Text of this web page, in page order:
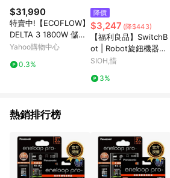
能導致無法收到導購通知，亦可能無法收到點
請注意以下行為將可能導致無法取得 LINE
格：使用非指定之途徑及方式完成交易，或經
擊路徑不符合回饋資格或規則者。 14. 若有贈
訂單日期+60天以內進行洽詢確認；超過60
訴，恕無法贈點回饋。需檢附蝦皮訂單完成、
錄，如於LINE購物訂單紀錄已呈現：「非本次
斷而無法進行 LINE Points 回饋 2.若購買過程中關閉蝦皮APP，
則需重新透過LINE購物前往蝦皮商城，否則無
續透過LINE購物前往至蝦皮商城將購物車結清
LINE Points 回饋 4.自 2018/10/24 起購買蝦皮拍賣商品，不符
合贈點資格 5. 透過LINE購物購買蝦皮站上「蝦皮推廣服務」之商
$31,990
特賣中!【ECOFLOW】
DELTA 3 1800W 儲能
電源(車麗屋)
Yahoo購物中心
0.3%
降價
$3,247 (降$443)
【福利良品】SwitchB
ot | Robot旋鈕機器人
(可DIY安裝的智能門
SIOH,惜
3%
熱銷排行榜